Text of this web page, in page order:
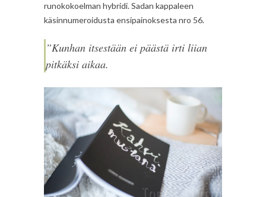
runokokoelman hybridi. Sadan kappaleen
käsinnumeroidusta ensipainoksesta nro 56.
”Kunhan itsestään ei päästä irti liian
pitkäksi aikaa.